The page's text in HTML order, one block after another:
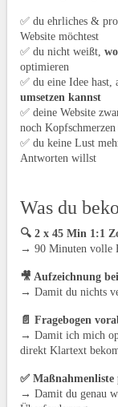
✅ du ehrliches &
Website möchtest
✅ du nicht weißt,
optimieren
✅ du eine Idee hast,
umsetzen kannst
✅ deine Website
noch Kopfschmerzen
✅ du keine Lust
Antworten willst
Was du
🔍 2 x 45 Min 1:1
→ 90 Minuten volle
🎥 Aufzeichnung
→ Damit du nichts
📄 Fragebogen
→ Damit ich mich
direkt Klartext
✅
→ Damit du genau